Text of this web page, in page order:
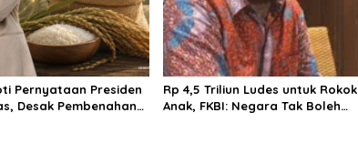
Pernyataan Presiden
Desak Pembenahan
Rp 4,5 Triliun Ludes untuk Rokok
Anak, FKBI: Negara Tak Boleh